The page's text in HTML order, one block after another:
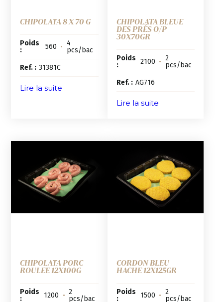
CHIPOLATA 8 X 70 G
Poids
:
560 • 4
pcs/bac
Ref. : 31381C
Lire la suite
CHIPOLATA BLEUE
DES PRÉS O/P
30X70GR
Poids
:
2100 • 2
pcs/bac
Ref. : AG716
Lire la suite
CHIPOLATA PORC
ROULEE 12X100G
Poids
:
1200 • 2
pcs/bac
CORDON BLEU
HACHE 12X125GR
Poids
:
1500 • 2
pcs/bac